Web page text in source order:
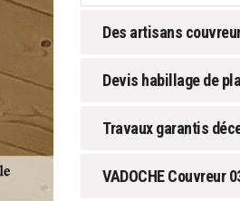
Des artisans
Devis habillage de
Travaux garantis
VADOCHE Couvreur